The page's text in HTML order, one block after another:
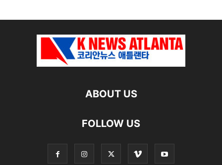
ABOUT US
FOLLOW US